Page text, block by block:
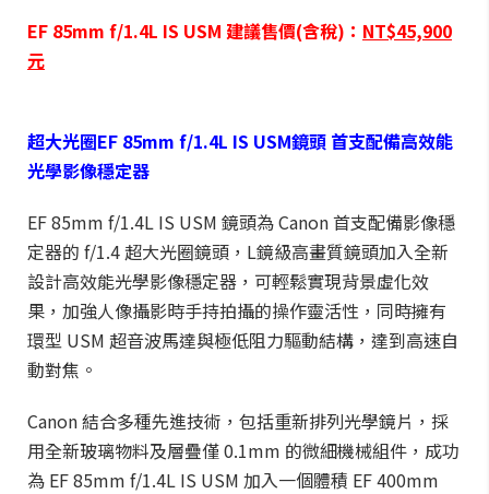
EF 85mm f/1.4L IS USM 建議售價(含稅) ： NT$45,900
元
超大光圈EF 85mm f/1.4L IS USM鏡頭 首支配備高效能
光學影像穩定器
EF 85mm f/1.4L IS USM 鏡頭為 Canon 首支配備影像穩
定器的 f/1.4 超大光圈鏡頭，L鏡級高畫質鏡頭加入全新
設計高效能光學影像穩定器，可輕鬆實現背景虛化效
果，加強人像攝影時手持拍攝的操作靈活性，同時擁有
環型 USM 超音波馬達與極低阻力驅動結構，達到高速自
動對焦。
Canon 結合多種先進技術，包括重新排列光學鏡片，採
用全新玻璃物料及層疊僅 0.1mm 的微細機械組件，成功
為 EF 85mm f/1.4L IS USM 加入一個體積 EF 400mm